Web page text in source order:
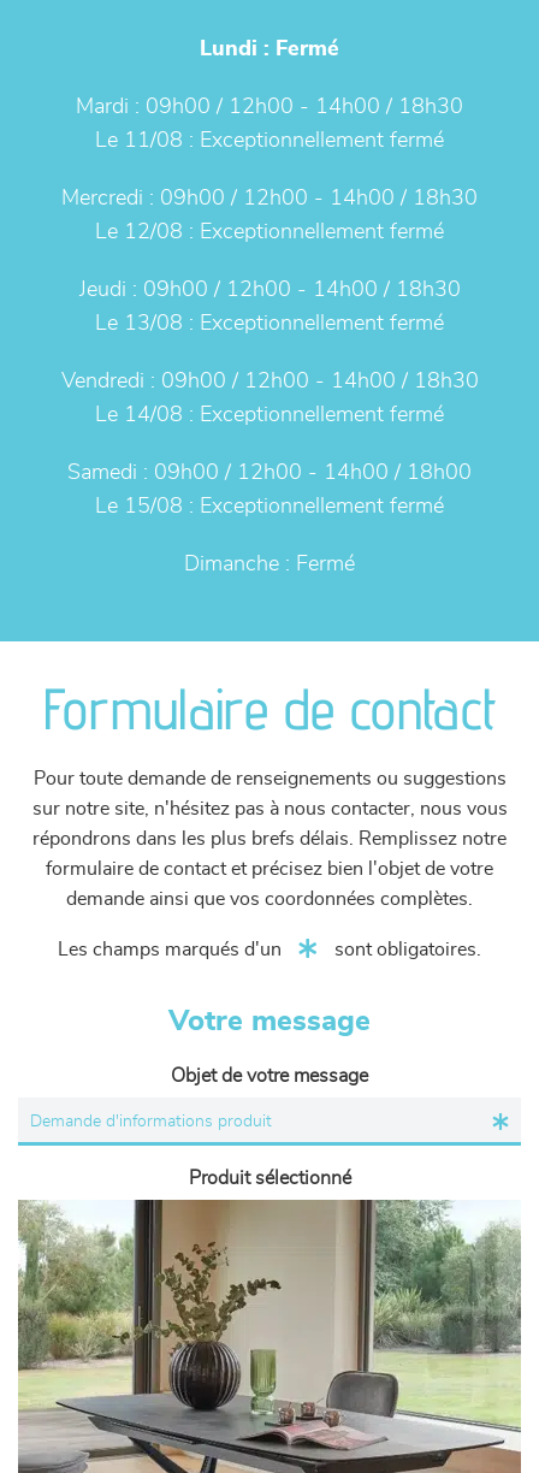
Lundi : Fermé
Mardi : 09h00 / 12h00 - 14h00 / 18h30
Le 11/08 : Exceptionnellement fermé
Mercredi : 09h00 / 12h00 - 14h00 / 18h30
Le 12/08 : Exceptionnellement fermé
Jeudi : 09h00 / 12h00 - 14h00 / 18h30
Le 13/08 : Exceptionnellement fermé
Vendredi : 09h00 / 12h00 - 14h00 / 18h30
Le 14/08 : Exceptionnellement fermé
Samedi : 09h00 / 12h00 - 14h00 / 18h00
Le 15/08 : Exceptionnellement fermé
Dimanche : Fermé
Formulaire de contact
Pour toute demande de renseignements ou suggestions
sur notre site, n'hésitez pas à nous contacter, nous vous
répondrons dans les plus brefs délais. Remplissez notre
formulaire de contact et précisez bien l'objet de votre
demande ainsi que vos coordonnées complètes.
Les champs marqués d'un sont obligatoires.
Votre message
Objet de votre message
Produit sélectionné